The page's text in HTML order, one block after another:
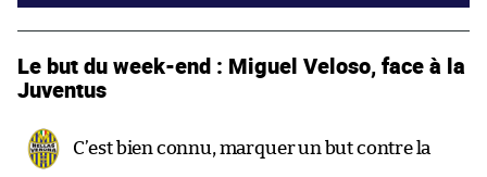
Le but du week-end : Miguel Veloso, face à la
Juventus
C’est bien connu, marquer un but contre la